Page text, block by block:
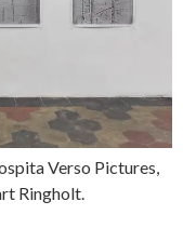
Verso Pictures,
Ringholt.